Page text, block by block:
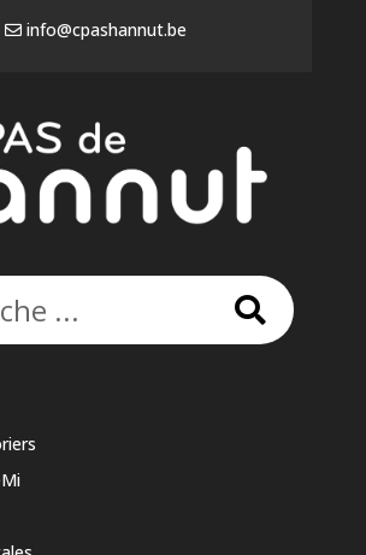
info@cpashannut.be